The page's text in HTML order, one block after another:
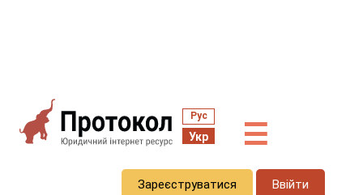
Рус
Укр ☰
Зареєструватися Ввійти